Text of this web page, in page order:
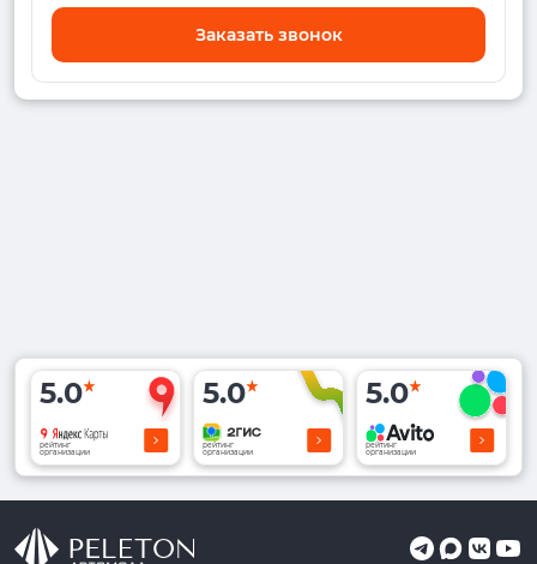
Заказать звонок
5.0
рейтинг
организации
5.0
рейтинг
организации
5.0
рейтинг
организации